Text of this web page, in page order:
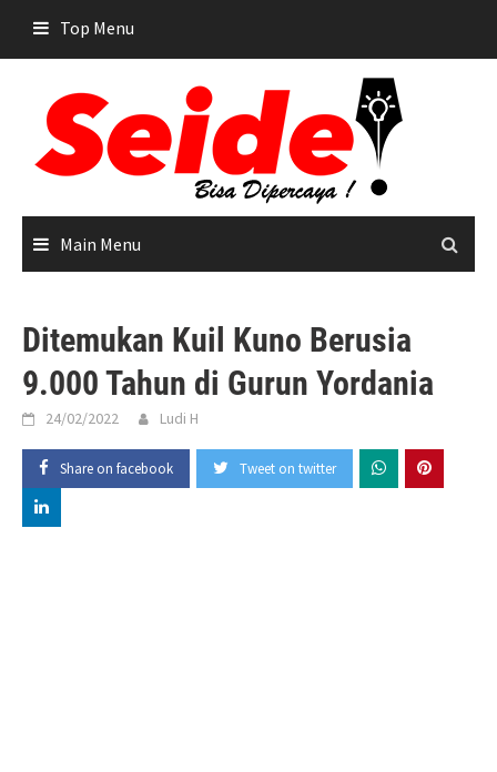
content
Top Menu
Main Menu
Ditemukan Kuil Kuno Berusia
9.000 Tahun di Gurun Yordania
24/02/2022 Ludi H
Share on facebook Tweet on twitter